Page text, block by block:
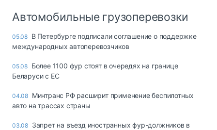
Автомобильные грузоперевозки
05.08 В Петербурге подписали соглашение о поддержке
международных автоперевозчиков
05.08 Более 1100 фур стоят в очередях на границе
Беларуси с ЕС
04.08 Минтранс РФ расширит применение беспилотных
авто на трассах страны
03.08 Запрет на въезд иностранных фур-должников в